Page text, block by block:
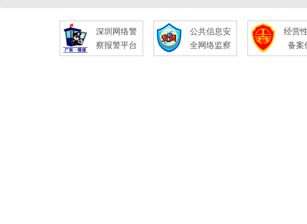
深圳网络警
察报警平台
公共信息安
全网络监察
经营
备案